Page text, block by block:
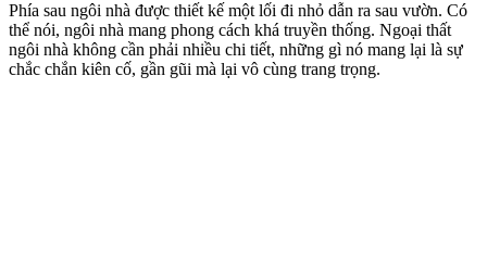
Phía sau ngôi nhà được thiết kế một lối đi nhỏ dẫn ra sau vườn. Có
thể nói, ngôi nhà mang phong cách khá truyền thống. Ngoại thất
ngôi nhà không cần phải nhiều chi tiết, những gì nó mang lại là sự
chắc chắn kiên cố, gần gũi mà lại vô cùng trang trọng.